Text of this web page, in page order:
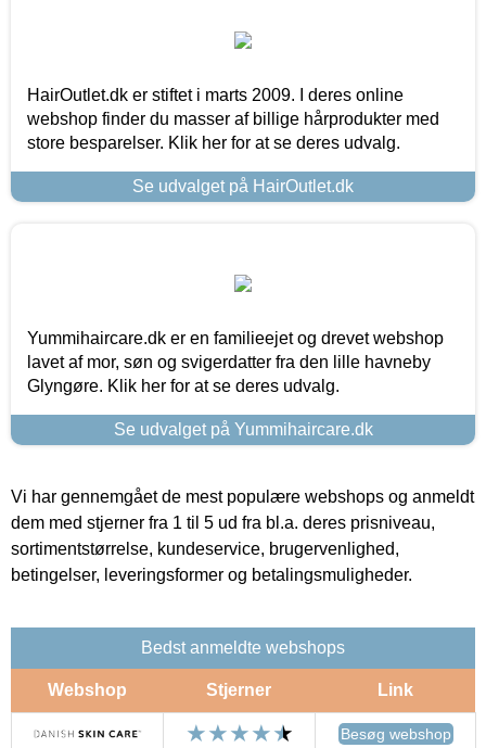
HairOutlet.dk er stiftet i marts 2009. I deres online
webshop finder du masser af billige hårprodukter med
store besparelser. Klik her for at se deres udvalg.
Se udvalget på HairOutlet.dk
Yummihaircare.dk er en familieejet og drevet webshop
lavet af mor, søn og svigerdatter fra den lille havneby
Glyngøre. Klik her for at se deres udvalg.
Se udvalget på Yummihaircare.dk
Vi har gennemgået de mest populære webshops og anmeldt
dem med stjerner fra 1 til 5 ud fra bl.a. deres prisniveau,
sortimentstørrelse, kundeservice, brugervenlighed,
betingelser, leveringsformer og betalingsmuligheder.
Bedst anmeldte webshops
Webshop Stjerner Link
Besøg webshop